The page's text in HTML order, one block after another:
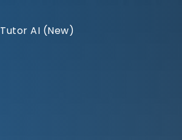
Tutor AI (New)